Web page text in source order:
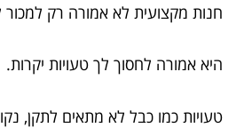
חנות מקצועית לא אמורה רק
היא אמורה לחסוך לך טעויות יקרות.
טעויות כמו כבל לא מתאים לתקן,